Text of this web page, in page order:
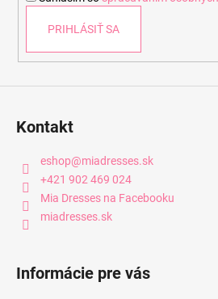
PRIHLÁSIŤ SA
Kontakt
eshop@miadresses.sk
+421 902 469 024
Mia Dresses na Facebooku
miadresses.sk
Informácie pre vás